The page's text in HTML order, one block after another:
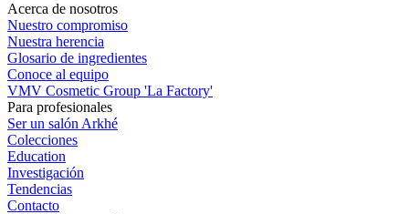
Acerca de nosotros
Nuestro compromiso
Nuestra herencia
Glosario de ingredientes
Conoce al equipo
VMV Cosmetic Group 'La Factory'
Para profesionales
Ser un salón Arkhé
Colecciones
Education
Investigación
Tendencias
Contacto